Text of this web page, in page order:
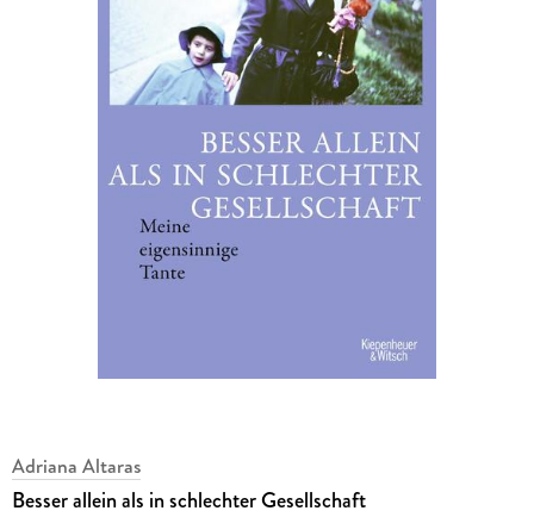
Adriana Altaras
Besser allein als in schlechter Gesellschaft